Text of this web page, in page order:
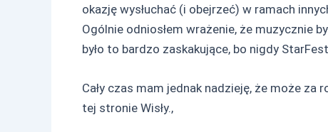
okazję wysłuchać (i obejrzeć) w ramach
Ogólnie odniosłem wrażenie, że muzycznie
było to bardzo zaskakujące, bo nigdy
Cały czas mam jednak nadzieję, że może
tej stronie Wisły.,